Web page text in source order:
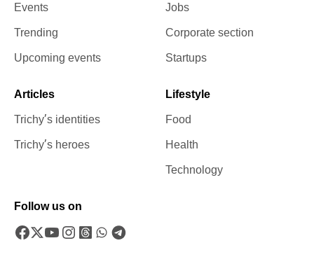
Events
Trending
Upcoming events
Jobs
Corporate section
Startups
Articles
Trichy’s identities
Trichy’s heroes
Lifestyle
Food
Health
Technology
Follow us on